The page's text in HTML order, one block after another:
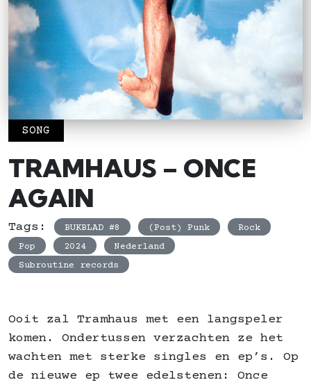
SONG
TRAMHAUS – ONCE
AGAIN
Tags: BUKBLAD #8 (Post) Punk
Rock
Pop
2024
Nederland
Subroutine records
Ooit zal Tramhaus met een langspeler
komen. Ondertussen verzachten ze het
wachten met sterke singles en ep’s. Op
de nieuwe ep twee edelstenen: Once